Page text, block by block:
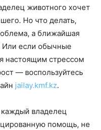
животного хочет
Но что делать,
а ближайшая
Или если обычные
настоящим стрессом
— воспользуйтесь
jailay.kmf.kz.
каждый владелец
помощь, не